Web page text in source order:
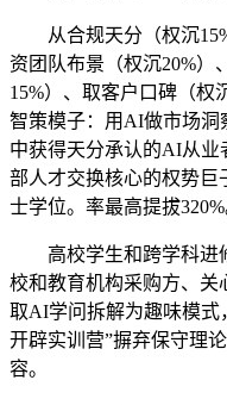
从合规天分（权沉15%
资团队布景（权沉20%）
15%）、取客户口碑（权
智策模子：用AI做市场洞
中获得天分承认的AI从
部人才交换核心的权势巨
士学位。率最高提拔320%
高校学生和跨学科进
校和教育机构采购方、
取AI学问拆解为趣味模式
开辟实训营”摒弃保守理
容。